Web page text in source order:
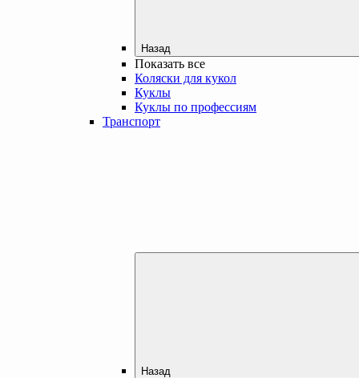
Назад
Показать все
Коляски для кукол
Куклы
Куклы по профессиям
Транспорт
Назад